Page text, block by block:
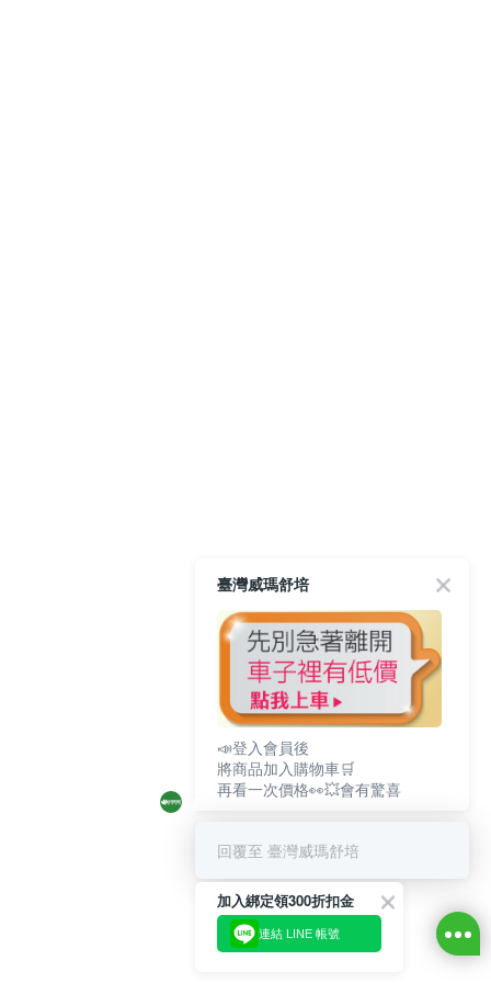
臺灣威瑪舒培
📣登入會員後
將商品加入購物車🛒
再看一次價格👀💥會有驚喜
回覆至 臺灣威瑪舒培
加入綁定領300折扣金
連結 LINE 帳號